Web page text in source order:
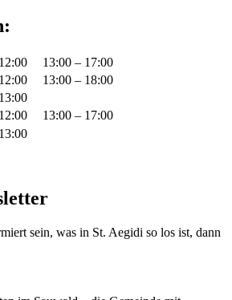
13:00 – 17:00
13:00 – 18:00
13:00 – 17:00
sein, was in St. Aegidi so los ist, dann